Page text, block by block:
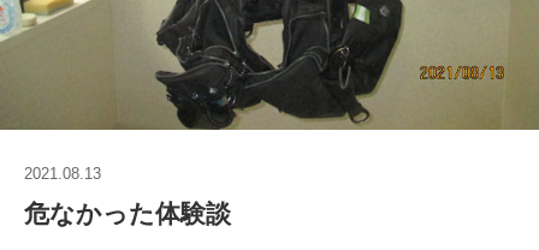
2021.08.13
危なかった体験談